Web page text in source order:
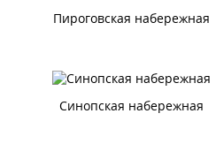
Пироговская набережная
Синопская набережная